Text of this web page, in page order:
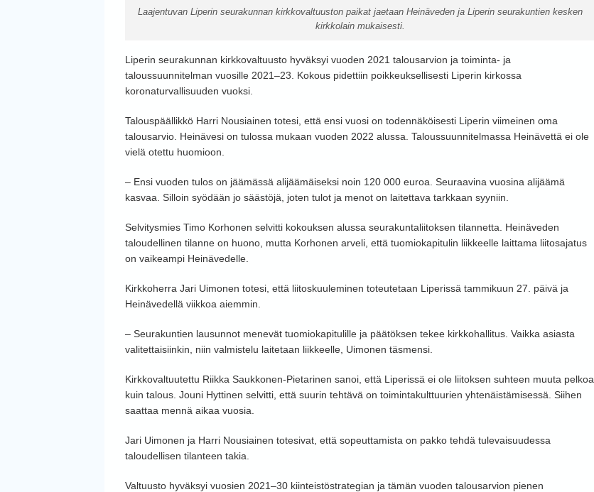
Laajentuvan Liperin seurakunnan kirkkovaltuuston paikat jaetaan Heinäveden ja Liperin seurakuntien kesken
kirkkolain mukaisesti.
Liperin seurakunnan kirkkovaltuusto hyväksyi vuoden 2021 talousarvion ja toiminta- ja
taloussuunnitelman vuosille 2021–23. Kokous pidettiin poikkeuksellisesti Liperin kirkossa
koronaturvallisuuden vuoksi.
Talouspäällikkö Harri Nousiainen totesi, että ensi vuosi on todennäköisesti Liperin viimeinen oma
talousarvio. Heinävesi on tulossa mukaan vuoden 2022 alussa. Taloussuunnitelmassa Heinävettä ei ole
vielä otettu huomioon.
– Ensi vuoden tulos on jäämässä alijäämäiseksi noin 120 000 euroa. Seuraavina vuosina alijäämä
kasvaa. Silloin syödään jo säästöjä, joten tulot ja menot on laitettava tarkkaan syyniin.
Selvitysmies Timo Korhonen selvitti kokouksen alussa seurakuntaliitoksen tilannetta. Heinäveden
taloudellinen tilanne on huono, mutta Korhonen arveli, että tuomiokapitulin liikkeelle laittama liitosajatus
on vaikeampi Heinävedelle.
Kirkkoherra Jari Uimonen totesi, että liitoskuuleminen toteutetaan Liperissä tammikuun 27. päivä ja
Heinävedellä viikkoa aiemmin.
– Seurakuntien lausunnot menevät tuomiokapitulille ja päätöksen tekee kirkkohallitus. Vaikka asiasta
valitettaisiinkin, niin valmistelu laitetaan liikkeelle, Uimonen täsmensi.
Kirkkovaltuutettu Riikka Saukkonen-Pietarinen sanoi, että Liperissä ei ole liitoksen suhteen muuta pelkoa
kuin talous. Jouni Hyttinen selvitti, että suurin tehtävä on toimintakulttuurien yhtenäistämisessä. Siihen
saattaa mennä aikaa vuosia.
Jari Uimonen ja Harri Nousiainen totesivat, että sopeuttamista on pakko tehdä tulevaisuudessa
taloudellisen tilanteen takia.
Valtuusto hyväksyi vuosien 2021–30 kiinteistöstrategian ja tämän vuoden talousarvion pienen